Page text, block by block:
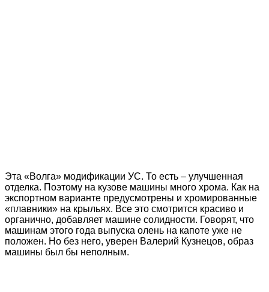
Эта «Волга» модификации УС. То есть – улучшенная
отделка. Поэтому на кузове машины много хрома. Как на
экспортном варианте предусмотрены и хромированные
«плавники» на крыльях. Все это смотрится красиво и
органично, добавляет машине солидности. Говорят, что
машинам этого года выпуска олень на капоте уже не
положен. Но без него, уверен Валерий Кузнецов, образ
машины был бы неполным.